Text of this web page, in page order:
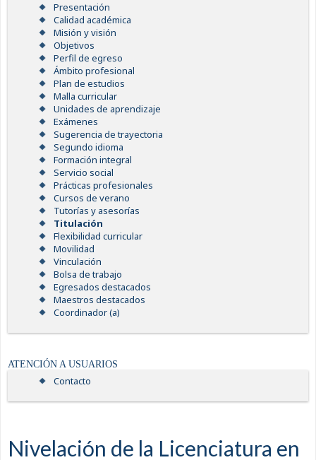
Presentación
Calidad académica
Misión y visión
Objetivos
Perfil de egreso
Ámbito profesional
Plan de estudios
Malla curricular
Unidades de aprendizaje
Exámenes
Sugerencia de trayectoria
Segundo idioma
Formación integral
Servicio social
Prácticas profesionales
Cursos de verano
Tutorías y asesorías
Titulación
Flexibilidad curricular
Movilidad
Vinculación
Bolsa de trabajo
Egresados destacados
Maestros destacados
Coordinador (a)
ATENCIÓN A USUARIOS
Contacto
Nivelación de la Licenciatura en